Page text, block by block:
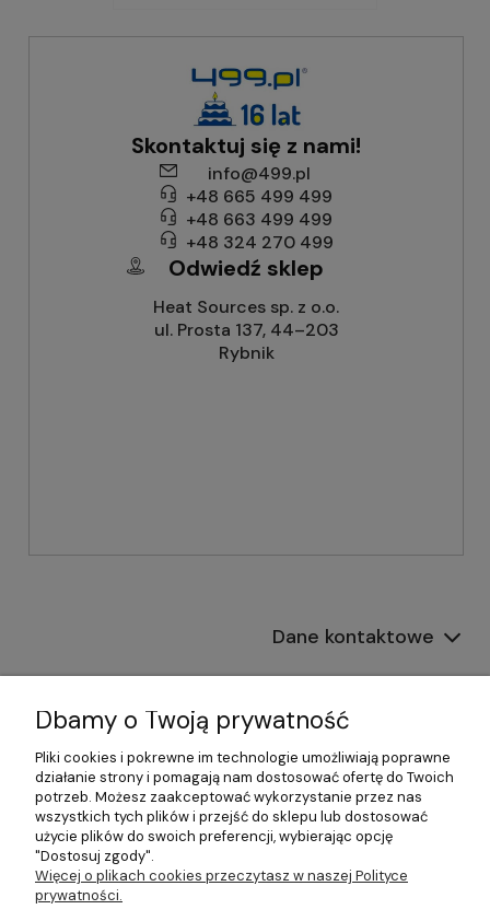
Skontaktuj się z nami!
info@499.pl
+48 665 499 499
+48 663 499 499
+48 324 270 499
Odwiedź sklep
Heat Sources sp. z o.o.
ul. Prosta 137, 44–203
Rybnik
Dane kontaktowe
Informacje
Płatności i dostawa
Pomoc
Moje konto
Dbamy o Twoją prywatność
Pliki cookies i pokrewne im technologie umożliwiają poprawne
działanie strony i pomagają nam dostosować ofertę do Twoich
potrzeb. Możesz zaakceptować wykorzystanie przez nas
wszystkich tych plików i przejść do sklepu lub dostosować
użycie plików do swoich preferencji, wybierając opcję
"Dostosuj zgody".
Więcej o plikach cookies przeczytasz w naszej Polityce
prywatności.